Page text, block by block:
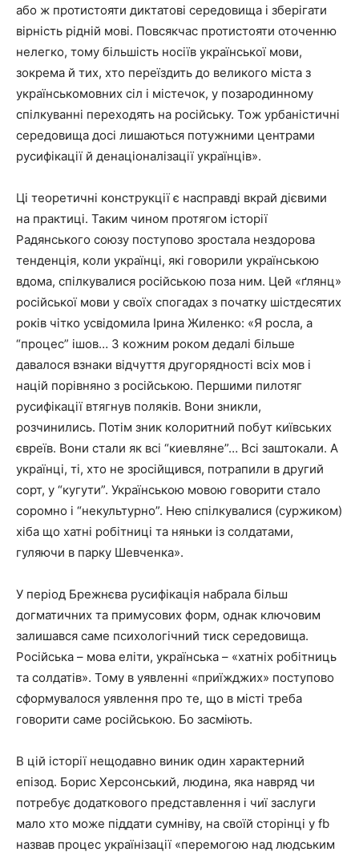
або ж протистояти диктатові середовища і зберігати
вірність рідній мові. Повсякчас протистояти оточенню
нелегко, тому більшість носіїв української мови,
зокрема й тих, хто переїздить до великого міста з
українськомовних сіл і містечок, у позародинному
спілкуванні переходять на російську. Тож урбаністичні
середовища досі лишаються потужними центрами
русифікації й денаціоналізації українців».
Ці теоретичні конструкції є насправді вкрай дієвими
на практиці. Таким чином протягом історії
Радянського союзу поступово зростала нездорова
тенденція, коли українці, які говорили українською
вдома, спілкувалися російською поза ним. Цей «ґлянц»
російської мови у своїх спогадах з початку шістдесятих
років чітко усвідомила Ірина Жиленко: «Я росла, а
“процес” ішов… З кожним роком дедалі більше
давалося взнаки відчуття другорядності всіх мов і
націй порівняно з російською. Першими пилотяг
русифікації втягнув поляків. Вони зникли,
розчинились. Потім зник колоритний побут київських
євреїв. Вони стали як всі “киевляне”… Всі заштокали. А
українці, ті, хто не зросійщився, потрапили в другий
сорт, у “кугути”. Українською мовою говорити стало
соромно і “некультурно”. Нею спілкувалися (суржиком)
хіба що хатні робітниці та няньки із солдатами,
гуляючи в парку Шевченка».
У період Брежнєва русифікація набрала більш
догматичних та примусових форм, однак ключовим
залишався саме психологічний тиск середовища.
Російська – мова еліти, українська – «хатніх робітниць
та солдатів». Тому в уявленні «приїжджих» поступово
сформувалося уявлення про те, що в місті треба
говорити саме російською. Бо засміють.
В цій історії нещодавно виник один характерний
епізод. Борис Херсонський, людина, яка навряд чи
потребує додаткового представлення і чиї заслуги
мало хто може піддати сумніву, на своїй сторінці у fb
назвав процес українізації «перемогою над людським